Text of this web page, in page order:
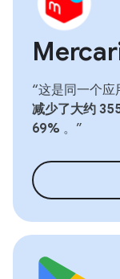
“这是同一个应
减少了大约
69% 。”